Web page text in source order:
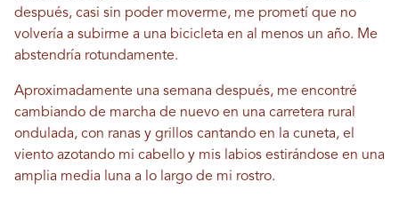
después, casi sin poder moverme, me prometí que no
volvería a subirme a una bicicleta en al menos un año. Me
abstendría rotundamente.
Aproximadamente una semana después, me encontré
cambiando de marcha de nuevo en una carretera rural
ondulada, con ranas y grillos cantando en la cuneta, el
viento azotando mi cabello y mis labios estirándose en una
amplia media luna a lo largo de mi rostro.